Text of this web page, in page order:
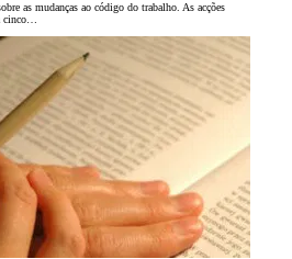
as mudanças ao código do trabalho. As acções
cinco…